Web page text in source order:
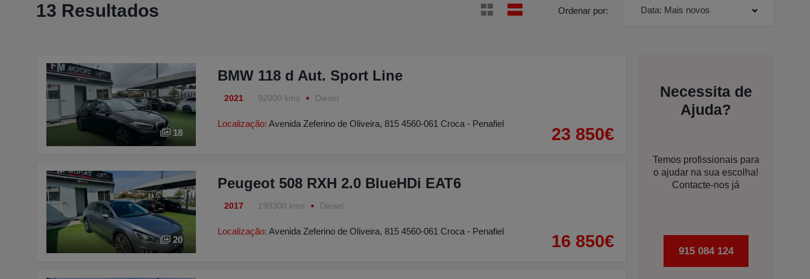
13 Resultados Ordenar por: Data: Mais novos
18
BMW 118 d Aut. Sport Line
2021 92000 kms Diesel
Localização: Avenida Zeferino de Oliveira, 815 4560-061 Croca - Penafiel
23 850€
20
Peugeot 508 RXH 2.0 BlueHDi EAT6
2017 199300 kms Diesel
Localização: Avenida Zeferino de Oliveira, 815 4560-061 Croca - Penafiel
16 850€
Necessita de
Ajuda?
Temos profissionais para
o ajudar na sua escolha!
Contacte-nos já
915 084 124